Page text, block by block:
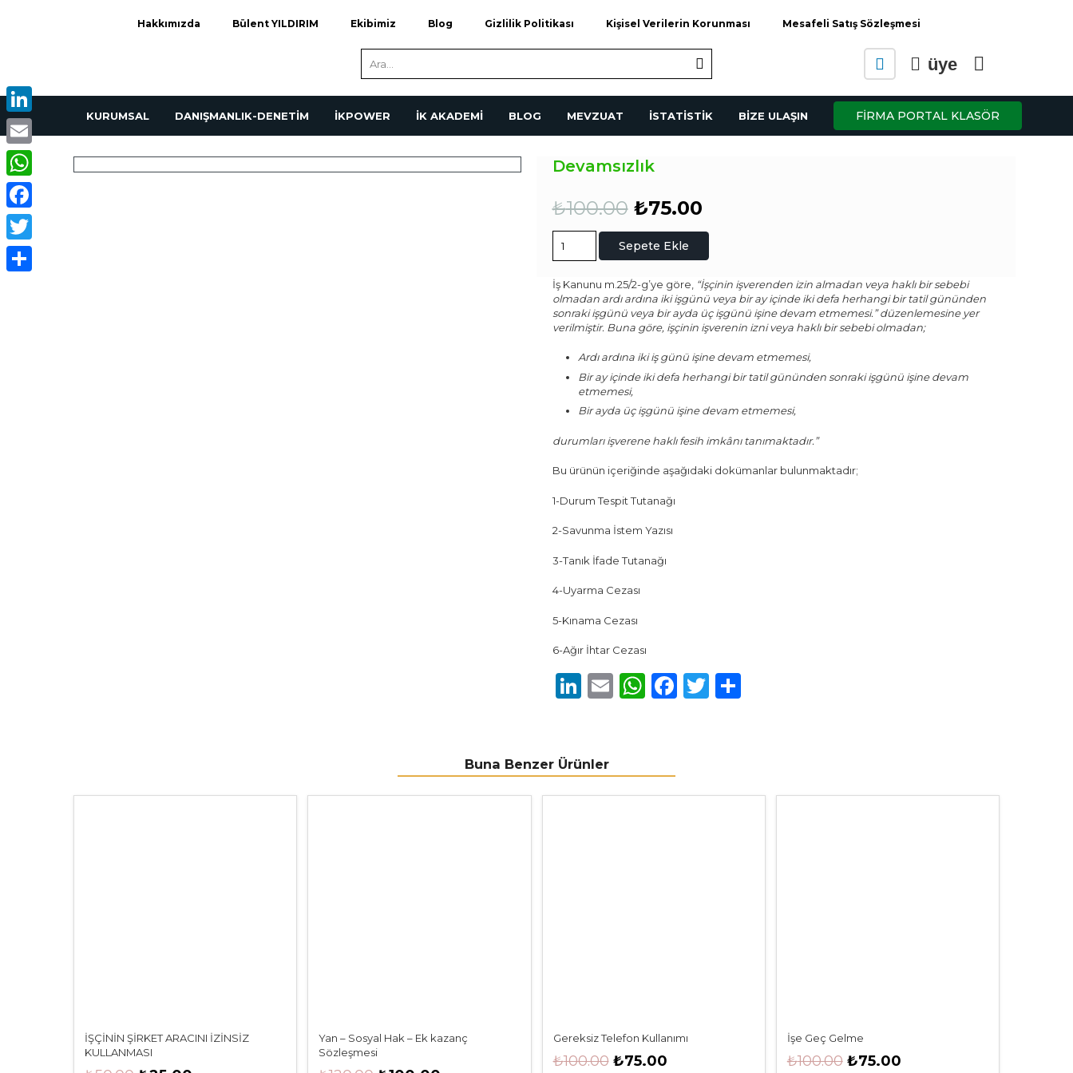
Hakkımızda Bülent YILDIRIM Ekibimiz Blog Gizlilik Politikası Kişisel Verilerin Korunması Mesafeli Satış Sözleşmesi
üye
KURUMSAL DANIŞMANLIK-DENETİM İKPOWER İK AKADEMİ BLOG MEVZUAT İSTATİSTİK BİZE ULAŞIN FİRMA PORTAL KLASÖR
Devamsızlık
₺100.00 Orijinal
fiyat:
₺100.00.
₺75.00Şu
fiyat:
Devamsızlık
adet
Sepete Ekle
İş Kanunu m.25/2-g’ye göre, “İşçinin işverenden izin almadan veya haklı bir sebebi
olmadan ardı ardına iki işgünü veya bir ay içinde iki defa herhangi bir tatil gününden
sonraki işgünü veya bir ayda üç işgünü işine devam etmemesi.” düzenlemesine yer
verilmiştir. Buna göre, işçinin işverenin izni veya haklı bir sebebi olmadan;
Ardı ardına iki iş günü işine devam etmemesi,
Bir ay içinde iki defa herhangi bir tatil gününden sonraki işgünü işine devam
etmemesi,
Bir ayda üç işgünü işine devam etmemesi,
durumları işverene haklı fesih imkânı tanımaktadır.”
Bu ürünün içeriğinde aşağıdaki dokümanlar bulunmaktadır;
1-Durum Tespit Tutanağı
2-Savunma İstem Yazısı
3-Tanık İfade Tutanağı
4-Uyarma Cezası
5-Kınama Cezası
6-Ağır İhtar Cezası
LinkedIn
Email
WhatsApp
Facebook
Twitter
Share
Buna Benzer Ürünler
İŞÇİNİN ŞİRKET ARACINI İZİNSİZ
KULLANMASI
Yan – Sosyal Hak – Ek kazanç
Sözleşmesi
Gereksiz Telefon Kullanımı
₺100.00 Orijinal
₺75.00Şu
İşe Geç Gelme
₺100.00 Orijinal
₺75.00Şu
LinkedIn
Email
WhatsApp
Facebook
Twitter